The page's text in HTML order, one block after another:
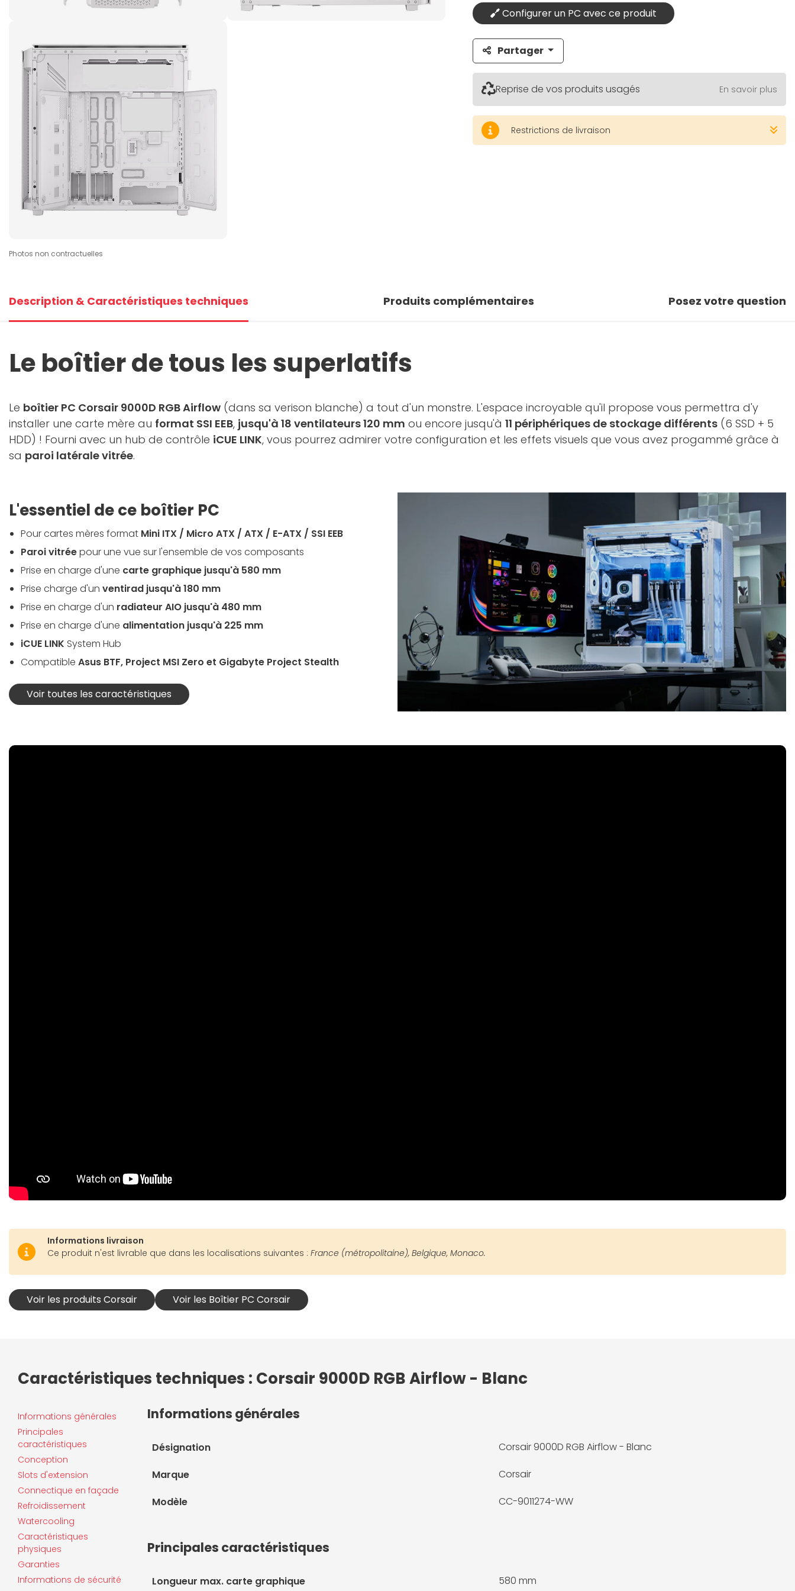
Photos non contractuelles
Configurer un PC avec ce produit
Partager
Reprise de vos produits usagés En savoir plus
Restrictions de livraison
Description & Caractéristiques techniques Produits complémentaires Posez votre question
Le boîtier de tous les superlatifs
Le boîtier PC Corsair 9000D RGB Airflow (dans sa verison blanche) a tout d'un monstre. L'espace incroyable qu'il propose vous permettra d'y
installer une carte mère au format SSI EEB, jusqu'à 18 ventilateurs 120 mm ou encore jusqu'à 11 périphériques de stockage différents (6 SSD + 5
HDD) ! Fourni avec un hub de contrôle iCUE LINK, vous pourrez admirer votre configuration et les effets visuels que vous avez progammé grâce à
sa paroi latérale vitrée.
L'essentiel de ce boîtier PC
Pour cartes mères format Mini ITX / Micro ATX / ATX / E-ATX / SSI EEB
Paroi vitréepour une vue sur l'ensemble de vos composants
Prise en charge d'une carte graphique jusqu'à 580 mm
Prise charge d'un ventirad jusqu'à 180 mm
Prise en charge d'un radiateur AIO jusqu'à 480 mm
Prise en charge d'une alimentation jusqu'à 225 mm
iCUE LINK System Hub
Compatible Asus BTF, Project MSI Zero et Gigabyte Project Stealth
Voir toutes les caractéristiques
Informations livraison
Ce produit n'est livrable que dans les localisations suivantes : France (métropolitaine), Belgique, Monaco.
Voir les produits Corsair Voir les Boîtier PC Corsair
Caractéristiques techniques : Corsair 9000D RGB Airflow - Blanc
Informations générales
Principales
caractéristiques
Conception
Slots d'extension
Connectique en façade
Refroidissement
Watercooling
Caractéristiques
physiques
Garanties
Informations de sécurité
Informations générales
Désignation Corsair 9000D RGB Airflow - Blanc
Marque Corsair
Modèle CC-9011274-WW
Principales caractéristiques
Longueur max. carte graphique 580 mm